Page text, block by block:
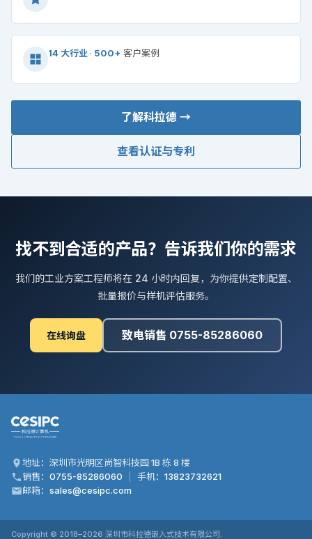
14 大行业· 500+ 客户案例
了解科拉德 →
查看认证与专利
找不到合适的产品？告诉我们你的需求
我们的工业方案工程师将在 24 小时内回复，为你提供定制配置、
批量报价与样机评估服务。
在线询盘 致电销售 0755-85286060
地址：深圳市光明区尚智科技园 1B 栋 8 楼
销售： 0755-85286060 手机： 13823732621
邮箱： sales@cesipc.com
Copyright © 2018–2026 深圳市科拉德嵌入式技术有限公司.